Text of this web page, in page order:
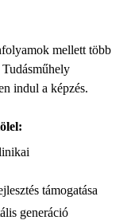
mellett több
indul a képzés.
támogatása
generáció